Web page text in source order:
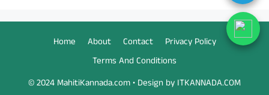
Home About Contact
Privacy Policy
Terms And Conditions
© 2024 MahitiKannada.com • Design by ITKANNADA.COM